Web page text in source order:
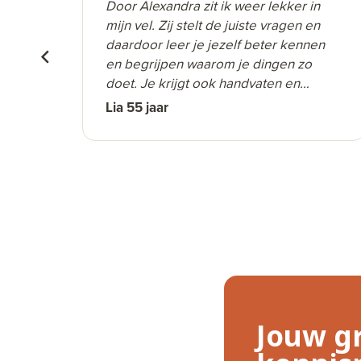
Door Alexandra zit ik weer lekker in
mijn vel. Zij stelt de juiste vragen en
daardoor leer je jezelf beter kennen
en begrijpen waarom je dingen zo
doet. Je krijgt ook handvaten en
opdrachten om vooruit te komen. Zij
weet je ondertussen wel te raken en te
die ik iedereen van harte kan
Lia 55 jaar
Jouw